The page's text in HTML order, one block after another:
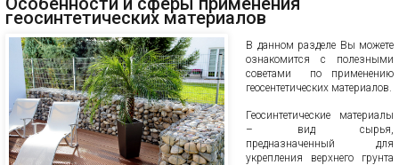
геосинтетических материалов
В данном разделе Вы можете
ознакомится с полезными
советами по применению
геосентетических материалов.
Геосинтетические материалы
– вид сырья,
предназначенный для
укрепления верхнего грунта